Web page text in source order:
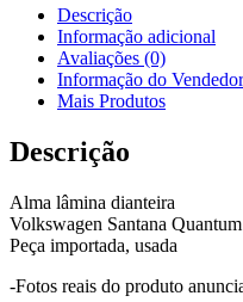
Descrição
Informação adicional
Avaliações (0)
Informação do Vendedor
Mais Produtos
Descrição
Alma lâmina dianteira
Volkswagen Santana
Peça importada, usada
-Fotos reais do produto